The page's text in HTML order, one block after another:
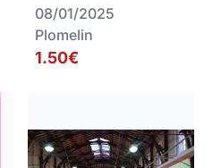
08/01/2025
Plomelin
1.50€